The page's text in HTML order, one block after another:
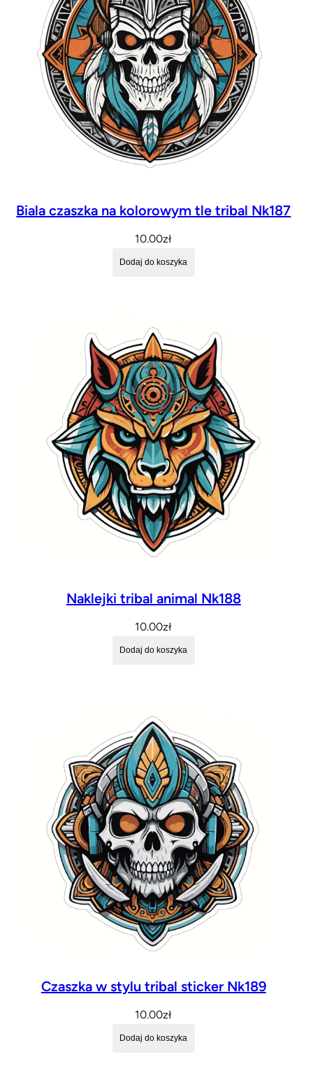
Biala czaszka na kolorowym tle tribal Nk187
10.00zł
Dodaj do koszyka
Naklejki tribal animal Nk188
10.00zł
Dodaj do koszyka
Czaszka w stylu tribal sticker Nk189
10.00zł
Dodaj do koszyka